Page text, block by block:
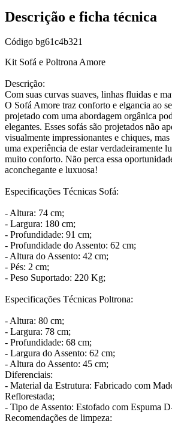
Descrição e ficha técnica
Código bg61c4b321
Kit Sofá e Poltrona Amore
Descrição:
Com suas curvas suaves, linhas fluidas e
O Sofá Amore traz conforto e elgancia ao
projetado com uma abordagem orgânica
elegantes. Esses sofás são projetados não
visualmente impressionantes e chiques,
uma experiência de estar verdadeiramente
muito conforto. Não perca essa
aconchegante e luxuosa!
Especificações Técnicas Sofá:
- Altura: 74 cm;
- Largura: 180 cm;
- Profundidade: 91 cm;
- Profundidade do Assento: 62 cm;
- Altura do Assento: 42 cm;
- Pés: 2 cm;
- Peso Suportado: 220 Kg;
Especificações Técnicas Poltrona:
- Altura: 80 cm;
- Largura: 78 cm;
- Profundidade: 68 cm;
- Largura do Assento: 62 cm;
- Altura do Assento: 45 cm;
Diferenciais:
- Material da Estrutura: Fabricado com
Reflorestada;
- Tipo de Assento: Estofado com Espuma
Recomendações de limpeza: